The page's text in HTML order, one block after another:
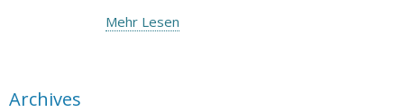
Mehr Lesen
Archives